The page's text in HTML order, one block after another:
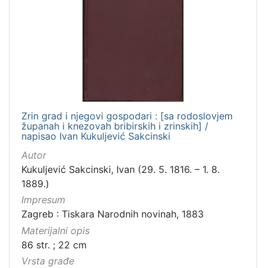
Zrin grad i njegovi gospodari : [sa rodoslovjem
županah i knezovah bribirskih i zrinskih] /
napisao Ivan Kukuljević Sakcinski
Autor
Kukuljević Sakcinski, Ivan (29. 5. 1816. – 1. 8.
1889.)
Impresum
Zagreb : Tiskara Narodnih novinah, 1883
Materijalni opis
86 str. ; 22 cm
Vrsta građe